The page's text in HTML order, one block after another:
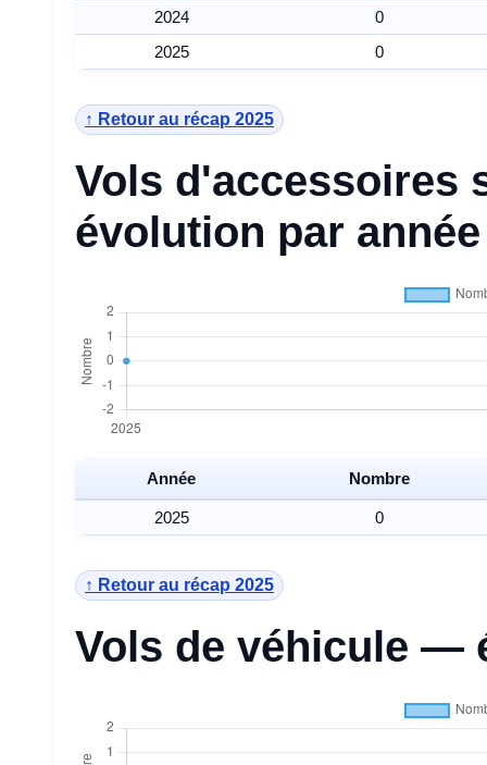
2024
0
2025
0
↑ Retour au récap 2025
Vols d'accessoires
évolution par année
Année Nombre
2025 0
↑ Retour au récap 2025
Vols de véhicule —